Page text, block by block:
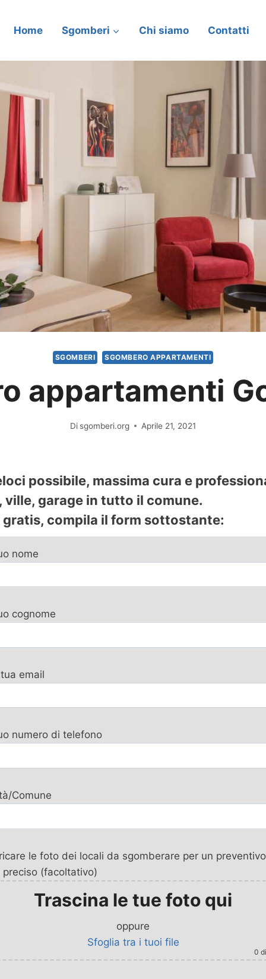
Home Sgomberi Chi siamo Contatti
SGOMBERI SGOMBERO APPARTAMENTI
appartamenti
Di sgomberi.org Aprile 21, 2021
possibile, massima cura e
garage in tutto il comune.
compila il form sottostante:
nome
cognome
email
numero di telefono
Comune
le foto dei locali da sgomberare per un preventivo
preciso (facoltativo)
Trascina le tue foto qui
oppure
Sfoglia tra i tuoi file
0